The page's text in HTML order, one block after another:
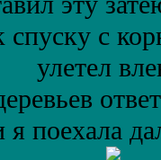
спуску с
улетел
я поехала